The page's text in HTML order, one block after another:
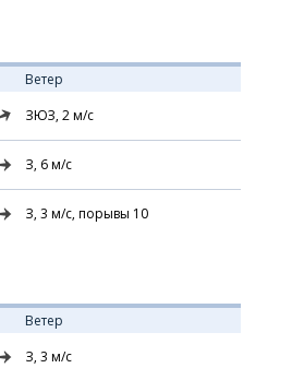
Ветер
ЗЮЗ, 2м/с
З, 6м/с
З, 3 м/с, порывы 10
Ветер
З, 3 м/с